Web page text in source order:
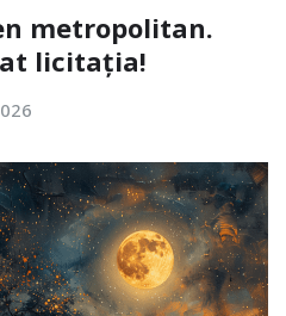
metropolitan.
licitația!